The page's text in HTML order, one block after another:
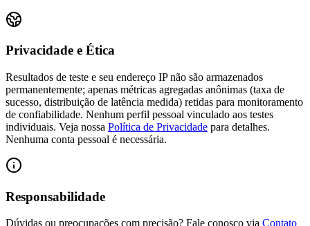
Privacidade e Ética
Resultados de teste e seu endereço IP não são armazenados
permanentemente; apenas métricas agregadas anônimas (taxa de
sucesso, distribuição de latência medida) retidas para monitoramento
de confiabilidade. Nenhum perfil pessoal vinculado aos testes
individuais. Veja nossa Política de Privacidade para detalhes.
Nenhuma conta pessoal é necessária.
Responsabilidade
Dúvidas ou preocupações com precisão? Fale conosco via Contato